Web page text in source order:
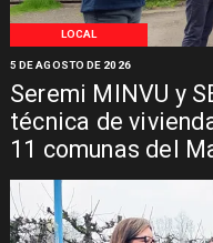
LOCAL
Seremi MINVU y
técnica de
11 comunas del
5 DE AGOSTO DE 2026